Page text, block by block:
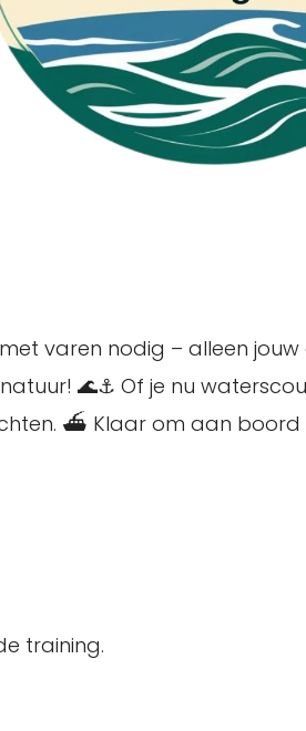
varen nodig – alleen
🌊⚓ Of je nu
⛴️ Klaar om aan boord
training.